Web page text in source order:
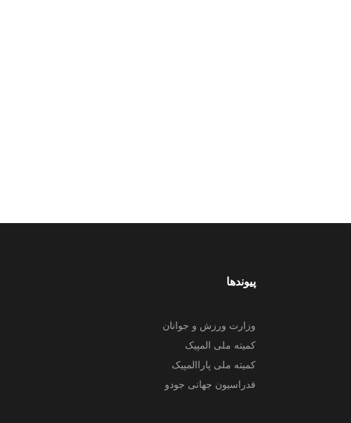
پیوندها
وزارت ورزش و جوانان
کمیته ملی المپیک
کمیته ملی پاراالمپیک
فدراسیون جهانی جودو